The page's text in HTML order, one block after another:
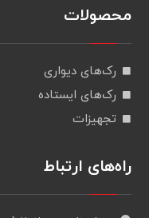
محصولات
رک‌های دیواری
رک‌های ایستاده
تجهیزات
راه‌های ارتباط